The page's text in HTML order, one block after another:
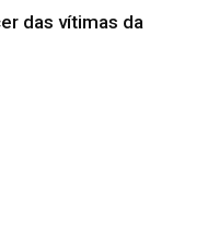
das vítimas da